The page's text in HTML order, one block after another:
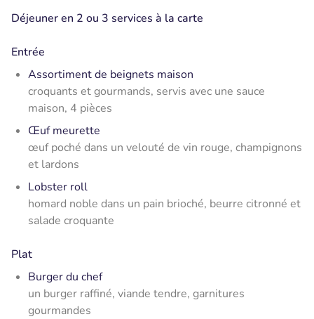
Déjeuner en 2 ou 3 services à la carte
Entrée
Assortiment de beignets maison
croquants et gourmands, servis avec une sauce
maison, 4 pièces
Œuf meurette
œuf poché dans un velouté de vin rouge, champignons
et lardons
Lobster roll
homard noble dans un pain brioché, beurre citronné et
salade croquante
Plat
Burger du chef
un burger raffiné, viande tendre, garnitures
gourmandes